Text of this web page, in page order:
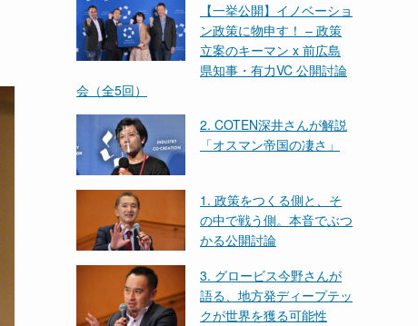
【一挙公開】イノベーショ
ン政策に物申す！ – 政策
立案のキーマン x 前広島
県知事・有力VC 公開討論
会（全5回）
2. COTEN深井さんが解説
「オスマン帝国の凄さ」
1. 政策をつくる側と、そ
の中で戦う側。本音でぶつ
かる公開討論
3. グロービス今野さんが
語る、地方発ディープテッ
クが世界を獲る可能性